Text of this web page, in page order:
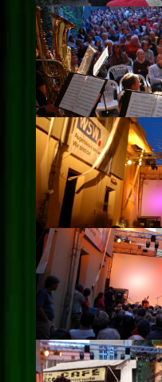
Konzept
Archiv
Kontakt
Impressum
Datenschutz